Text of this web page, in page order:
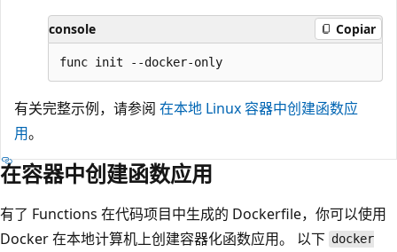
console Copiar
有关完整示例，请参阅 在本地 Linux 容器中创建函数应
用。
在容器中创建函数应用
有了 Functions 在代码项目中生成的 Dockerfile，你可以使用
Docker 在本地计算机上创建容器化函数应用。 以下 docker